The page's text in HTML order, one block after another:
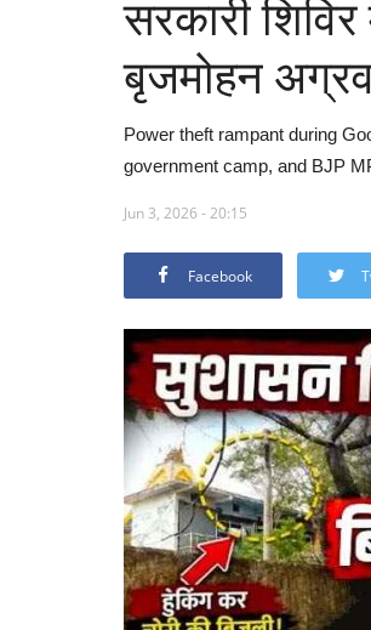
सरकारी
बृजमोहन
Power theft rampant during
government camp, and BJP
Jun 3, 2026 - 20:15
Facebook